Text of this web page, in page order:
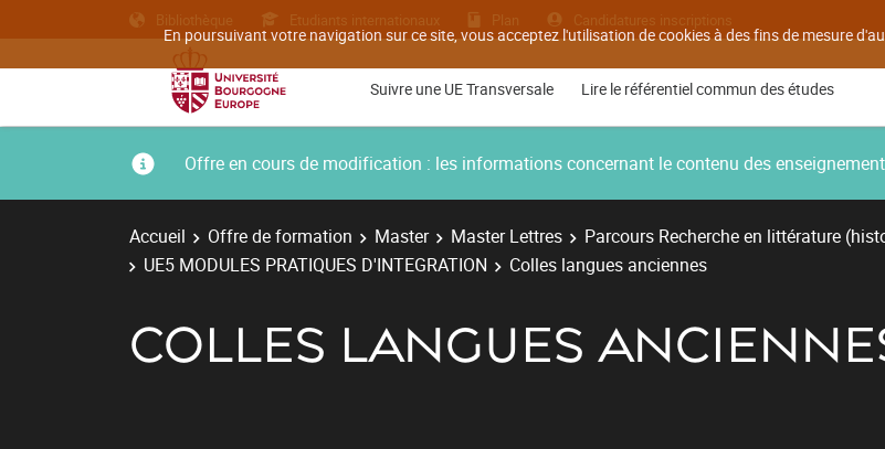
En poursuivant votre navigation sur ce site, vous acceptez l'utilisation de cookies à des fins de mesure
Bibliothèque Etudiants internationaux Plan Candidatures inscriptions
Suivre une UE Transversale Lire le référentiel commun des études
Offre en cours de modification : les informations concernant le contenu des
Accueil Offre de formation Master Master Lettres
Parcours Recherche en littérature
UE5 MODULES PRATIQUES D'INTEGRATION
Colles langues anciennes
COLLES LANGUES